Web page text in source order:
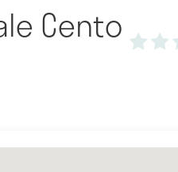
Cento